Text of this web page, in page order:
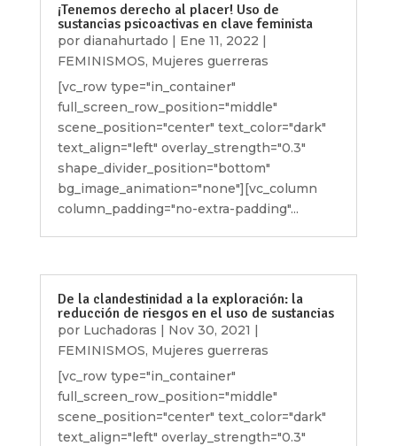
¡Tenemos derecho al placer! Uso de
sustancias psicoactivas en clave feminista
por dianahurtado Ene 11, 2022
FEMINISMOS, Mujeres guerreras
[vc_row type="in_container"
full_screen_row_position="middle"
scene_position="center" text_color="dark"
text_align="left" overlay_strength="0.3"
shape_divider_position="bottom"
bg_image_animation="none"][vc_column
column_padding="no-extra-padding"...
De la clandestinidad a la exploración: la
reducción de riesgos en el uso de sustancias
por Luchadoras | Nov 30, 2021 |
FEMINISMOS, Mujeres guerreras
[vc_row type="in_container"
full_screen_row_position="middle"
scene_position="center" text_color="dark"
text_align="left" overlay_strength="0.3"